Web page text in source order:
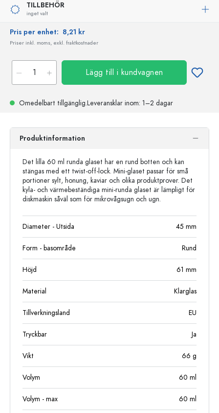
TILLBEHÖR
inget valt
Pris per enhet: 8,21 kr
Priser inkl. moms, exkl. fraktkostnader
Lägg till i kundvagnen
Omedelbart tillgänglig.Leveransklar inom: 1–2 dagar
Produktinformation
Det lilla 60 ml runda glaset har en rund botten och kan
stängas med ett twist-off-lock. Mini-glaset passar för små
portioner sylt, honung, kaviar och olika produktprover. Det
kyla- och värmebeständiga mini-runda glaset är lämpligt för
diskmaskin såväl som för mikrovågsugn och ugn.
Diameter - Utsida 45 mm
Form - basområde Rund
Höjd 61 mm
Material Klarglas
Tillverkningsland EU
Tryckbar Ja
Vikt 66 g
Volym 60 ml
Volym - max 60 ml